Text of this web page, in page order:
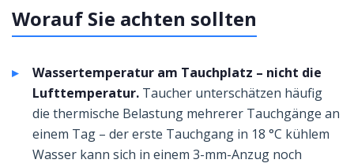
Worauf Sie achten sollten
Wassertemperatur am Tauchplatz – nicht die
Lufttemperatur.Taucher unterschätzen häufig
die thermische Belastung mehrerer Tauchgänge an
einem Tag – der erste Tauchgang in 18 °C kühlem
Wasser kann sich in einem 3-mm-Anzug noch